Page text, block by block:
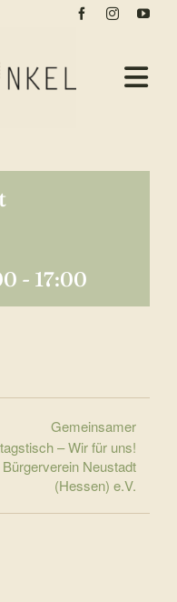
- 17:00
Gemeinsamer
– Wir für uns!
Neustadt
(Hessen) e.V.